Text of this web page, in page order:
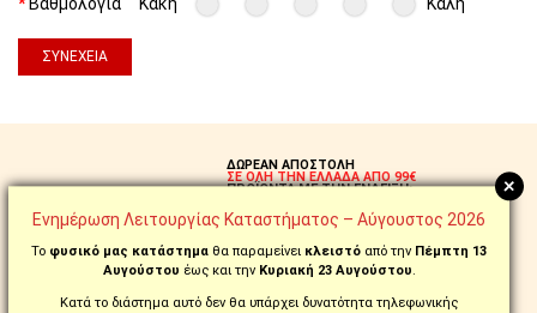
ΣΥΝΈΧΕΙΑ
ΔΩΡΕΑΝ ΑΠΟΣΤΟΛΗ
ΣΕ ΟΛΗ ΤΗΝ ΕΛΛΑΔΑ ΑΠΟ 99€
ΠΡΟΪΟΝΤΑ ΜΕ ΤΗΝ ΕΝΔΕΙΞΗ:
ΠΑΡΑΓΓΕΙΛΤΕ ΚΑΙ
ΤΗΛΕΦΩΝΙΚΑ ΣΤΟ
+
Ενημέρωση Λειτουργίας Καταστήματος – Αύγουστος 2026
Το φυσικό μας κατάστημα θα παραμείνει κλειστό από την Πέμπτη 13
Αυγούστου έως και τηνΚυριακή 23 Αυγούστου.
Κατά το διάστημα αυτό δεν θα υπάρχει δυνατότητα τηλεφωνικής